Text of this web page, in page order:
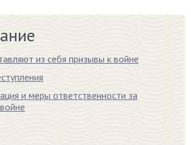
из себя призывы к войне
и меры ответственности за